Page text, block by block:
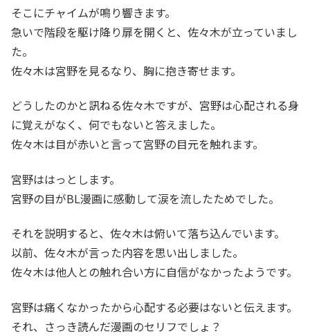
そこにチャイムが鳴り響きます。
急いで階段を駆け降り扉を開くと、佐々木が立っていまし
た。
佐々木は宮野を見るなり、胸に抱き寄せます。
どうしたのかと訊ねる佐々木ですが、宮野は心配される身
に覚えがなく、何でもないと答えました。
佐々木は目が赤いと言って宮野の目元を触れます。
宮野ははっとします。
宮野の目がBL漫画に感動して涙を流したためでした。
それを説明すると、佐々木は俯いて落ち込んでいます。
以前、佐々木が言った内容を思い出しました。
佐々木は他人との触れ合い方に自信がなかったようです。
宮野は痛くなかったから心配する必要はないと伝えます。
それ、さっき読んだ漫画のセリフでしょ？